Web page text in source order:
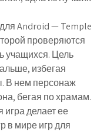
Android — Temple
проверяются
учащихся. Цель
избегая
В нем персонаж
бегая по храмам.
делает ее
в мире игр для